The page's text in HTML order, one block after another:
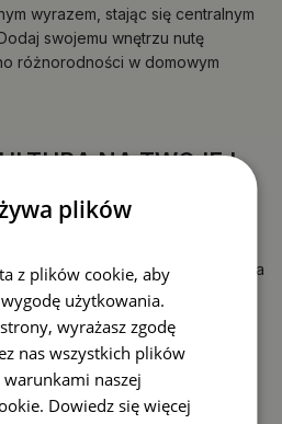
wyrazem, stając się centralnym
swojemu wnętrzu nutę
różnorodności w domowym
NA TWOJEJ
Z MOTYWAMI
etnicznymi to prawdziwe dzieła
kulturowym różnych zakątków
historię – od geometrycznych
przez delikatne arabeski,
Wprowadzają do
egzotycznych podróży,
z boho, jak i klasycznymi
plików
z plików cookie, aby
użytkowania.
wyrażasz zgodę
nas wszystkich plików
naszej
Dowiedz się więcej